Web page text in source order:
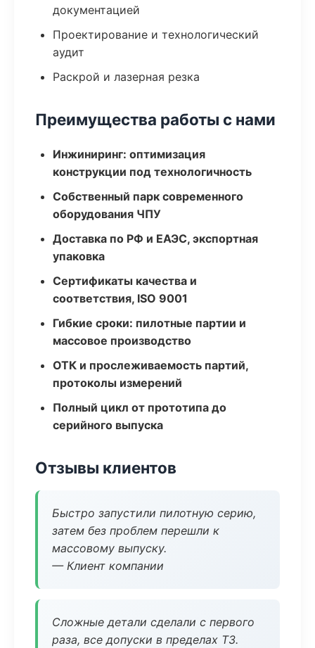
документацией
Проектирование и технологический
аудит
Раскрой и лазерная резка
Преимущества работы с нами
Инжиниринг: оптимизация
конструкции под технологичность
Собственный парк современного
оборудования ЧПУ
Доставка по РФ и ЕАЭС, экспортная
упаковка
Сертификаты качества и
соответствия, ISO 9001
Гибкие сроки: пилотные партии и
массовое производство
ОТК и прослеживаемость партий,
протоколы измерений
Полный цикл от прототипа до
серийного выпуска
Отзывы клиентов
Быстро запустили пилотную серию,
затем без проблем перешли к
массовому выпуску.
— Клиент компании
Сложные детали сделали с первого
раза, все допуски в пределах ТЗ.